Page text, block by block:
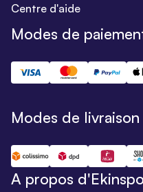
Centre d'aide
Modes de
Modes de livraison
A propos